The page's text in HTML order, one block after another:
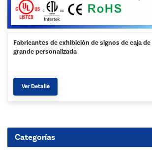
Fabricantes de exhibición de signos de caja
grande personalizada
Ver Detalle
Categorías